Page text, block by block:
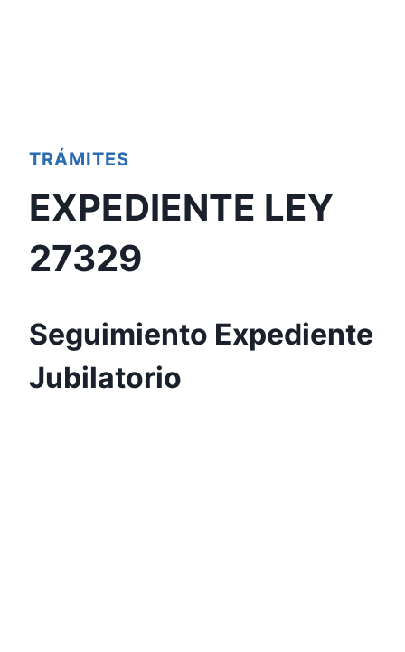
TRÁMITES
EXPEDIENTE LEY
27329
Seguimiento Expediente
Jubilatorio